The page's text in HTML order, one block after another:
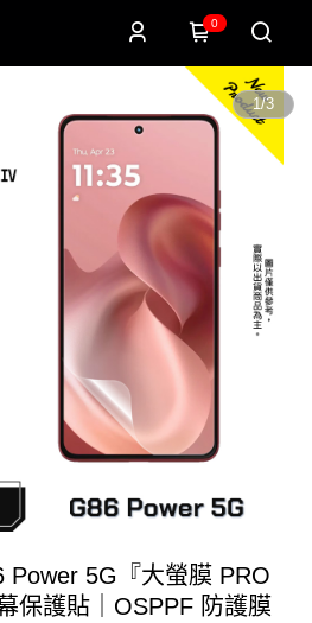
0
1/3
Power 5G『大螢膜 PRO
保護貼｜OSPPF 防護膜